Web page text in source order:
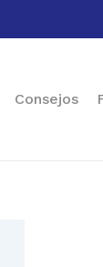
Consejos
Cart